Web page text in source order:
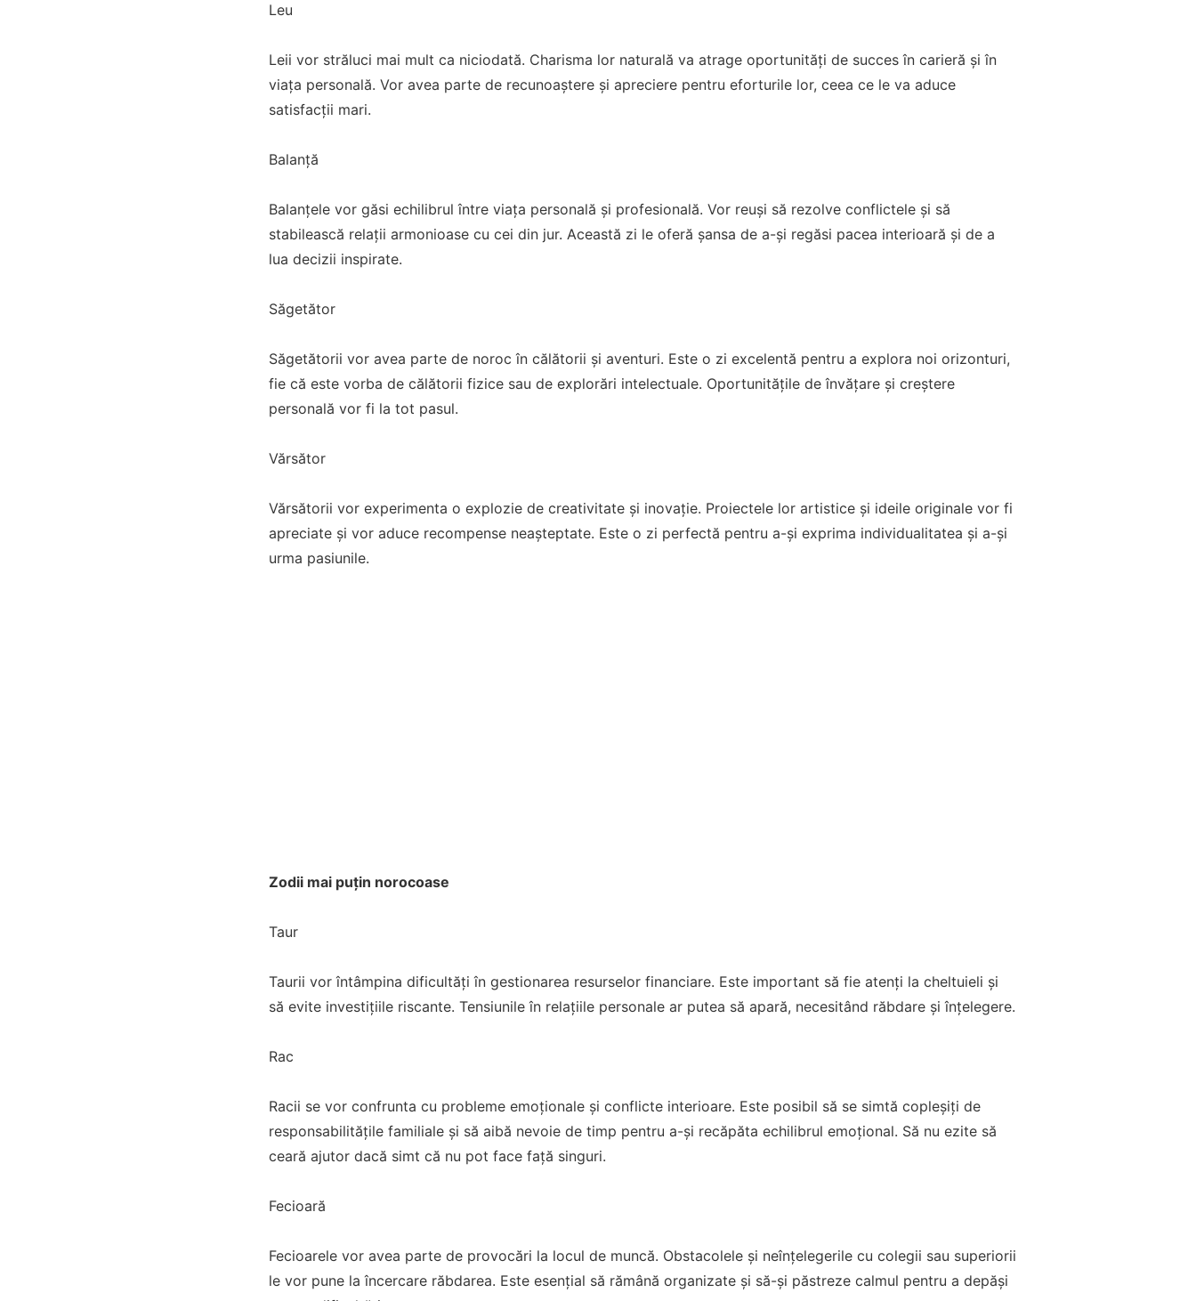
Leu
Leii vor străluci mai mult ca niciodată. Charisma lor naturală va atrage oportunități de succes în carieră și în
viața personală. Vor avea parte de recunoaștere și apreciere pentru eforturile lor, ceea ce le va aduce
satisfacții mari.
Balanță
Balanțele vor găsi echilibrul între viața personală și profesională. Vor reuși să rezolve conflictele și să
stabilească relații armonioase cu cei din jur. Această zi le oferă șansa de a-și regăsi pacea interioară și de a
lua decizii inspirate.
Săgetător
Săgetătorii vor avea parte de noroc în călătorii și aventuri. Este o zi excelentă pentru a explora noi orizonturi,
fie că este vorba de călătorii fizice sau de explorări intelectuale. Oportunitățile de învățare și creștere
personală vor fi la tot pasul.
Vărsător
Vărsătorii vor experimenta o explozie de creativitate și inovație. Proiectele lor artistice și ideile originale vor fi
apreciate și vor aduce recompense neașteptate. Este o zi perfectă pentru a-și exprima individualitatea și a-și
urma pasiunile.
Zodii mai puțin norocoase
Taur
Taurii vor întâmpina dificultăți în gestionarea resurselor financiare. Este important să fie atenți la cheltuieli și
să evite investițiile riscante. Tensiunile în relațiile personale ar putea să apară, necesitând răbdare și înțelegere.
Rac
Racii se vor confrunta cu probleme emoționale și conflicte interioare. Este posibil să se simtă copleșiți de
responsabilitățile familiale și să aibă nevoie de timp pentru a-și recăpăta echilibrul emoțional. Să nu ezite să
ceară ajutor dacă simt că nu pot face față singuri.
Fecioară
Fecioarele vor avea parte de provocări la locul de muncă. Obstacolele și neînțelegerile cu colegii sau superiorii
le vor pune la încercare răbdarea. Este esențial să rămână organizate și să-și păstreze calmul pentru a depăși